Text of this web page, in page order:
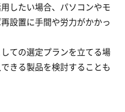
したい場合、パソコンやモ
設置に手間や労力がかかっ
ての選定プランを立てる場
きる製品を検討することも